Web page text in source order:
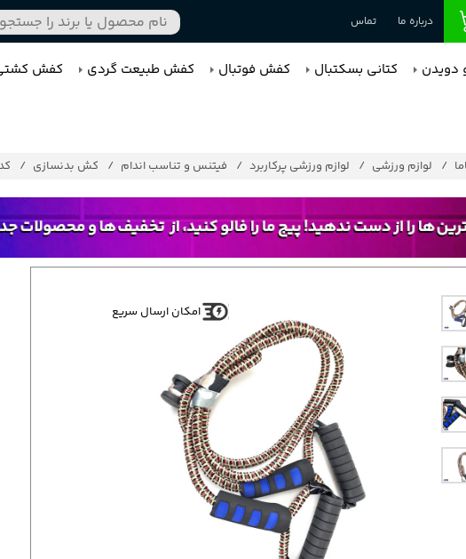
درباره ما تماس
دویدن کتانی بسکتبال کفش فوتبال کفش طبیعت گردی کفش
لوازم ورزشی لوازم ورزشی پرکاربرد فیتنس و تناسب اندام کش بدنسازی کد :
امکان ارسال سریع